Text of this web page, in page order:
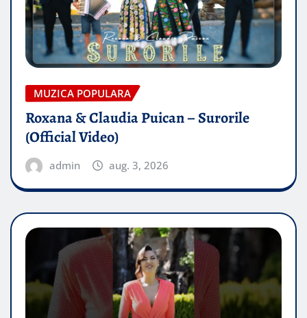
MUZICA POPULARA
Roxana & Claudia Puican – Surorile
(Official Video)
admin aug. 3, 2026